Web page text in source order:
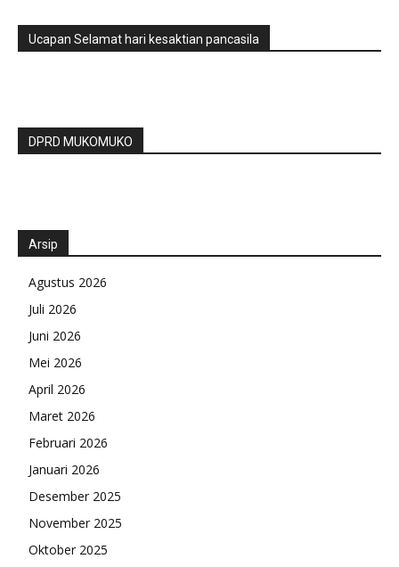
Ucapan Selamat hari kesaktian pancasila
DPRD MUKOMUKO
Arsip
Agustus 2026
Juli 2026
Juni 2026
Mei 2026
April 2026
Maret 2026
Februari 2026
Januari 2026
Desember 2025
November 2025
Oktober 2025